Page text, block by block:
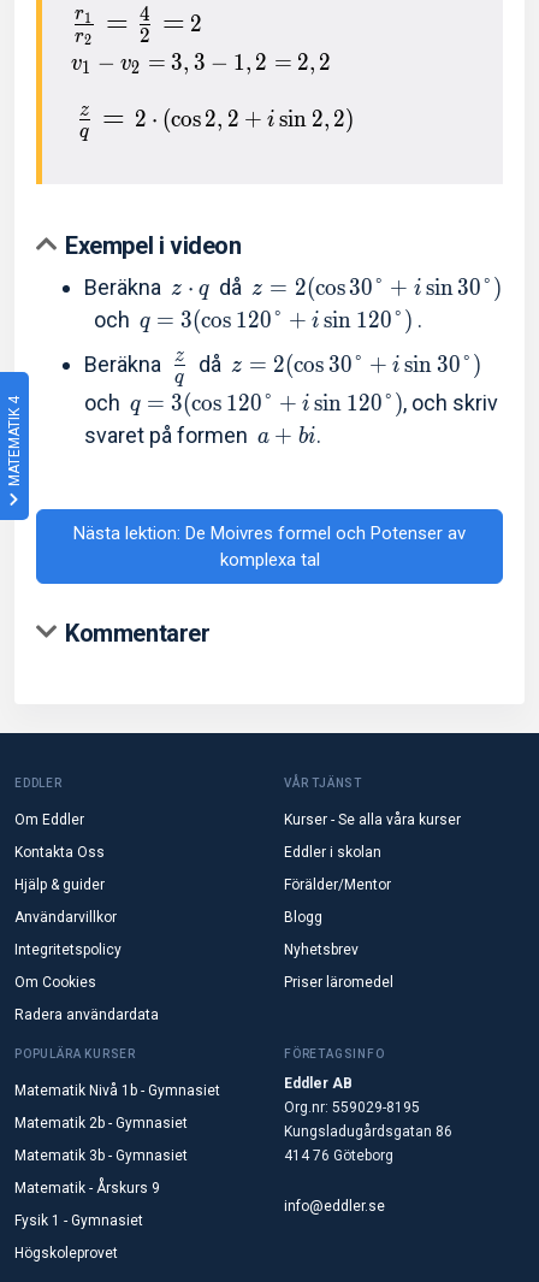
MATEMATIK 4
r2
r1 = 2
4 = 2
v1 − v2 = 3, 3 − 1, 2 = 2, 2
q
z = 2 ⋅ (cos2, 2 + i sin 2, 2)
Exempel i videon
Beräkna z ⋅ q dåz = 2(cos30° + i sin30°)
och q = 3(cos 120° + i sin 120°) .
Beräkna
q
z då z = 2(cos30° + i sin30°)
och q = 3(cos 120° + i sin 120°), och skriv
svaret på formen a + bi.
Nästa lektion: De Moivres formel och Potenser av
komplexa tal
Kommentarer
EDDLER
Om Eddler
Kontakta Oss
Hjälp & guider
Användarvillkor
Integritetspolicy
Om Cookies
Radera användardata
VÅR TJÄNST
Kurser - Se alla våra kurser
Eddler i skolan
Förälder/Mentor
Blogg
Nyhetsbrev
Priser läromedel
POPULÄRA KURSER
Matematik Nivå 1b - Gymnasiet
Matematik 2b - Gymnasiet
Matematik 3b - Gymnasiet
Matematik - Årskurs 9
Fysik 1 - Gymnasiet
Högskoleprovet
FÖRETAGSINFO
Eddler AB
Org.nr: 559029-8195
Kungsladugårdsgatan 86
414 76 Göteborg
info@eddler.se